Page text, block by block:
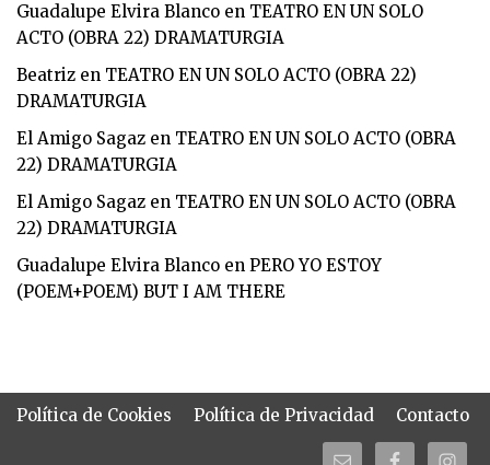
Guadalupe Elvira Blanco en TEATRO EN UN SOLO
ACTO (OBRA 22) DRAMATURGIA
Beatriz en TEATRO EN UN SOLO ACTO (OBRA 22)
DRAMATURGIA
El Amigo Sagaz en TEATRO EN UN SOLO ACTO (OBRA
22) DRAMATURGIA
El Amigo Sagaz en TEATRO EN UN SOLO ACTO (OBRA
22) DRAMATURGIA
Guadalupe Elvira Blanco en PERO YO ESTOY
(POEM+POEM) BUT I AM THERE
Política de Cookies Política de Privacidad Contacto